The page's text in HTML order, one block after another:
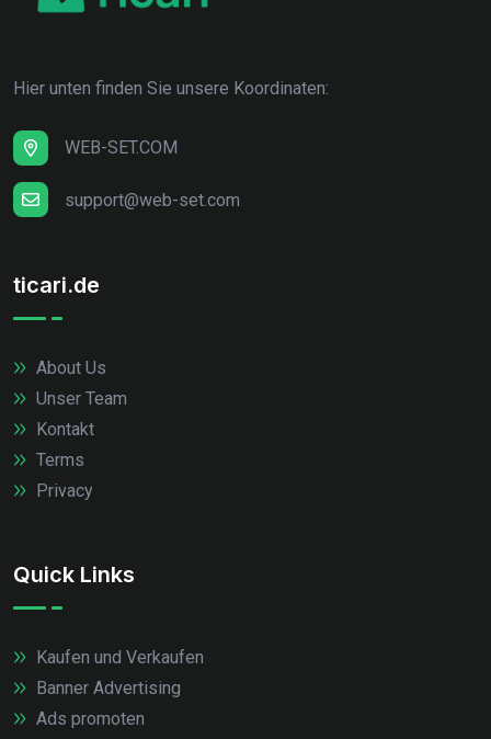
Hier unten finden Sie unsere Koordinaten:
WEB-SET.COM
support@web-set.com
ticari.de
About Us
Unser Team
Kontakt
Terms
Privacy
Quick Links
Kaufen und Verkaufen
Banner Advertising
Ads promoten